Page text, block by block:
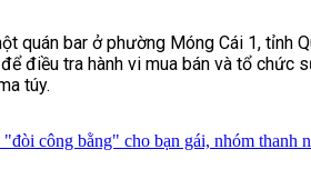
quán bar ở phường Móng Cái 1, tỉnh
điều tra hành vi mua bán và tổ chức
túy.
"đòi công bằng" cho bạn gái, nhóm thanh